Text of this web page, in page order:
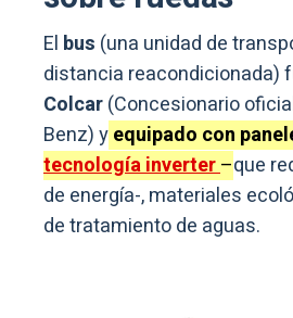
El bus (una unidad de
distancia reacondicionada)
Colcar(Concesionario
Benz) yequipado con
tecnología inverter–que
de energía-, materiales
de tratamiento de aguas.